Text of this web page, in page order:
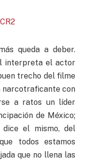
queda a deber.
interpreta el actor
trecho del filme
narcotraficante con
a ratos un líder
de México;
el mismo, del
todos estamos
que no llena las